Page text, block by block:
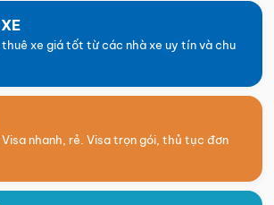
thuê xe giá tốt từ các nhà xe uy tín và chu
Visa nhanh, rẻ. Visa trọn gói, thủ tục đơn